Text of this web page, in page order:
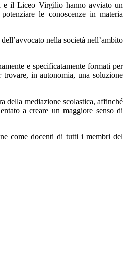
e il Liceo Virgilio hanno avviato un
le conoscenze in materia
nella società nell’ambito
e specificatamente formati per
in autonomia, una soluzione
della mediazione scolastica, affinché
a creare un maggiore senso di
come docenti di tutti i membri del